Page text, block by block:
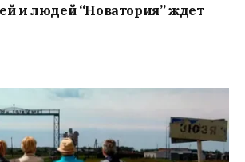
и людей “Новатория” ждет